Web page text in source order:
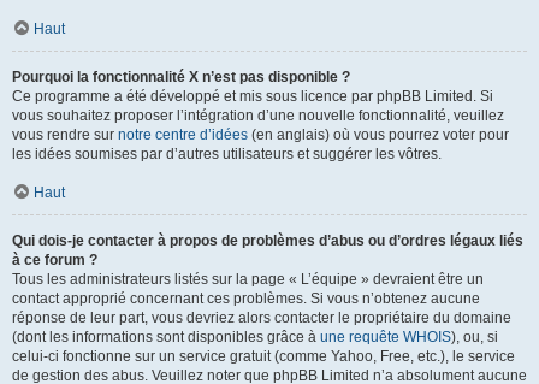
Haut
Pourquoi la fonctionnalité X n’est pas disponible ?
Ce programme a été développé et mis sous licence par phpBB Limited. Si
vous souhaitez proposer l’intégration d’une nouvelle fonctionnalité, veuillez
vous rendre sur notre centre d’idées (en anglais) où vous pourrez voter pour
les idées soumises par d’autres utilisateurs et suggérer les vôtres.
Haut
Qui dois-je contacter à propos de problèmes d’abus ou d’ordres légaux liés
à ce forum ?
Tous les administrateurs listés sur la page « L’équipe » devraient être un
contact approprié concernant ces problèmes. Si vous n’obtenez aucune
réponse de leur part, vous devriez alors contacter le propriétaire du domaine
(dont les informations sont disponibles grâce à une requête WHOIS), ou, si
celui-ci fonctionne sur un service gratuit (comme Yahoo, Free, etc.), le service
de gestion des abus. Veuillez noter que phpBB Limited n’a absolument aucune